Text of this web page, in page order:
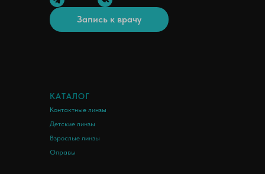
КАТАЛОГ
Контактные линзы
Детские линзы
Взрослые линзы
Оправы
Запись к врачу